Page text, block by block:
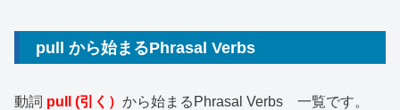
pull から始まるPhrasal Verbs
動詞 pull (引く） から始まるPhrasal Verbs 一覧です。